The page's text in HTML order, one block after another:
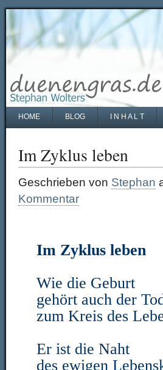
HOME BLOG I N H A L T
Im Zyklus leben
Geschrieben von Stephan
Kommentar
Im Zyklus leben
Wie die Geburt
gehört auch der
zum Kreis des
Er ist die Naht
des ewigen